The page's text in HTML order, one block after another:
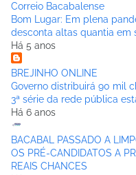
Correio Bacabalense
Bom Lugar: Em plena
desconta altas quantia em
Há 5 anos
BREJINHO ONLINE
Governo distribuirá 90 mil
3ª série da rede pública
Há 6 anos
BACABAL PASSADO A
OS PRÉ-CANDIDATOS A
REAIS CHANCES